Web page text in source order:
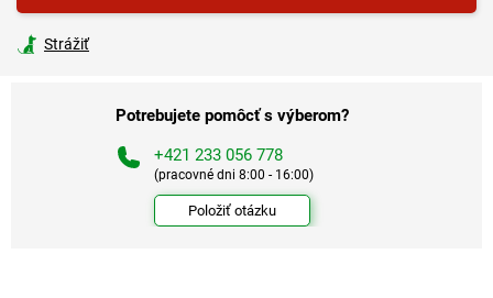
Strážiť
Potrebujete pomôcť s výberom?
+421 233 056 778
(pracovné dni 8:00 - 16:00)
Položiť otázku